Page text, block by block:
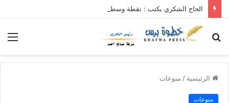
الرئيسية / منوعات
منوعات